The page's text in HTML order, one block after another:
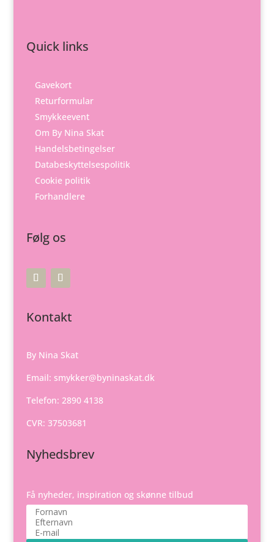
Quick links
Gavekort
Returformular
Smykkeevent
Om By Nina Skat
Handelsbetingelser
Databeskyttelsespolitik
Cookie politik
Forhandlere
Følg os
Kontakt
By Nina Skat
Email: smykker@byninaskat.dk
Telefon: 2890 4138
CVR: 37503681
Nyhedsbrev
Få nyheder, inspiration og skønne tilbud